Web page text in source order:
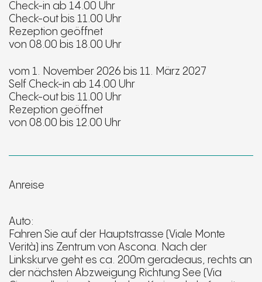
Check-in ab 14.00 Uhr
Check-out bis 11.00 Uhr
Rezeption geöffnet
von 08.00 bis 18.00 Uhr
vom 1. November 2026 bis 11. März 2027
Self Check-in ab 14.00 Uhr
Check-out bis 11.00 Uhr
Rezeption geöffnet
von 08.00 bis 12.00 Uhr
Anreise
Auto:
Fahren Sie auf der Hauptstrasse (Viale Monte
Verità) ins Zentrum von Ascona. Nach der
Linkskurve geht es ca. 200m geradeaus, rechts an
der nächsten Abzweigung Richtung See (Via